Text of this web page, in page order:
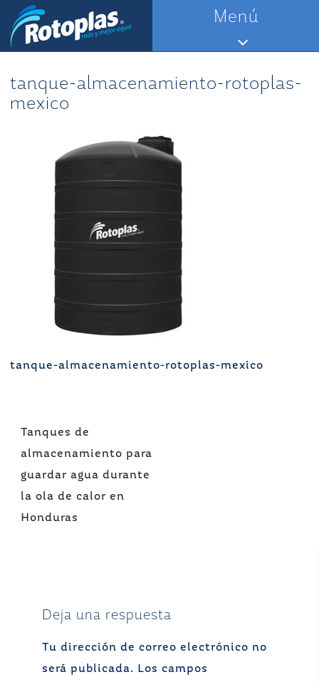
Saltar
contenido
Menú
tanque-almacenamiento-rotoplas-
mexico
tanque-almacenamiento-rotoplas-mexico
Navegación
de
entradas
Tanques de
almacenamiento para
guardar agua durante
la ola de calor en
Honduras
Deja una respuesta
Tu dirección de correo electrónico no
será publicada.
Los campos